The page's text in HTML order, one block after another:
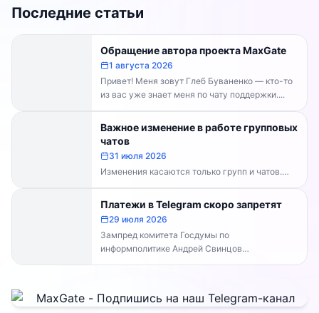
Последние статьи
Обращение автора проекта MaxGate
1 августа 2026
Привет! Меня зовут Глеб Буваненко — кто-то
из вас уже знает меня по чату поддержки....
Важное изменение в работе групповых
чатов
31 июля 2026
Изменения касаются только групп и чатов.
Каналы работают в прежнем режиме —
владельцам каналов делать...
Платежи в Telegram скоро запретят
29 июля 2026
Зампред комитета Госдумы по
информполитике Андрей Свинцов
рекомендовал россиянам временно